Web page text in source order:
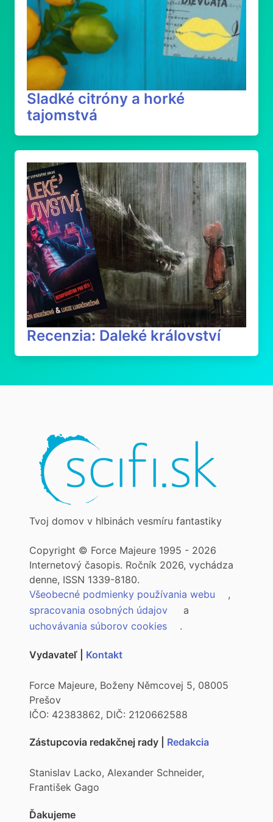
Sladké citróny a horké
tajomstvá
Recenzia: Daleké království
Tvoj domov v hlbinách vesmíru fantastiky
Copyright © Force Majeure 1995 - 2026
Internetový časopis. Ročník 2026, vychádza
denne, ISSN 1339-8180.
Všeobecné podmienky používania webu
,
spracovania osobných údajov
a
uchovávania súborov cookies
.
Vydavateľ | Kontakt
Force Majeure, Boženy Němcovej 5, 08005
Prešov
IČO: 42383862, DIČ: 2120662588
Zástupcovia redakčnej rady | Redakcia
Stanislav Lacko, Alexander Schneider,
František Gago
Ďakujeme